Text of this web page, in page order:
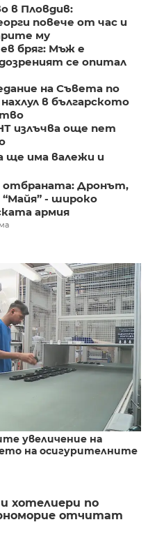
в Пловдив:
повече от час и
му
бряг: Мъж е
се опитал
на Съвета по
в българското
излъчва още пет
ще има валежи и
Дронът,
“Майя” - широко
армия
увеличение на
на осигурителните
хотелиери по
отчитат